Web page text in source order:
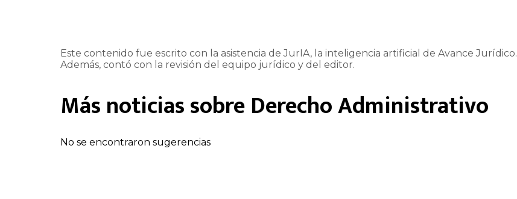
Este contenido fue escrito con la asistencia de JurIA, la inteligencia artificial de Avance Jurídico.
Además, contó con la revisión del equipo jurídico y del editor.
Más noticias sobreDerecho Administrativo
No se encontraron sugerencias